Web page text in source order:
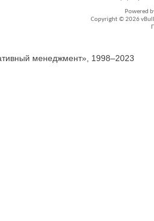
Powered
Copyright © 2026
менеджмент», 1998–2023